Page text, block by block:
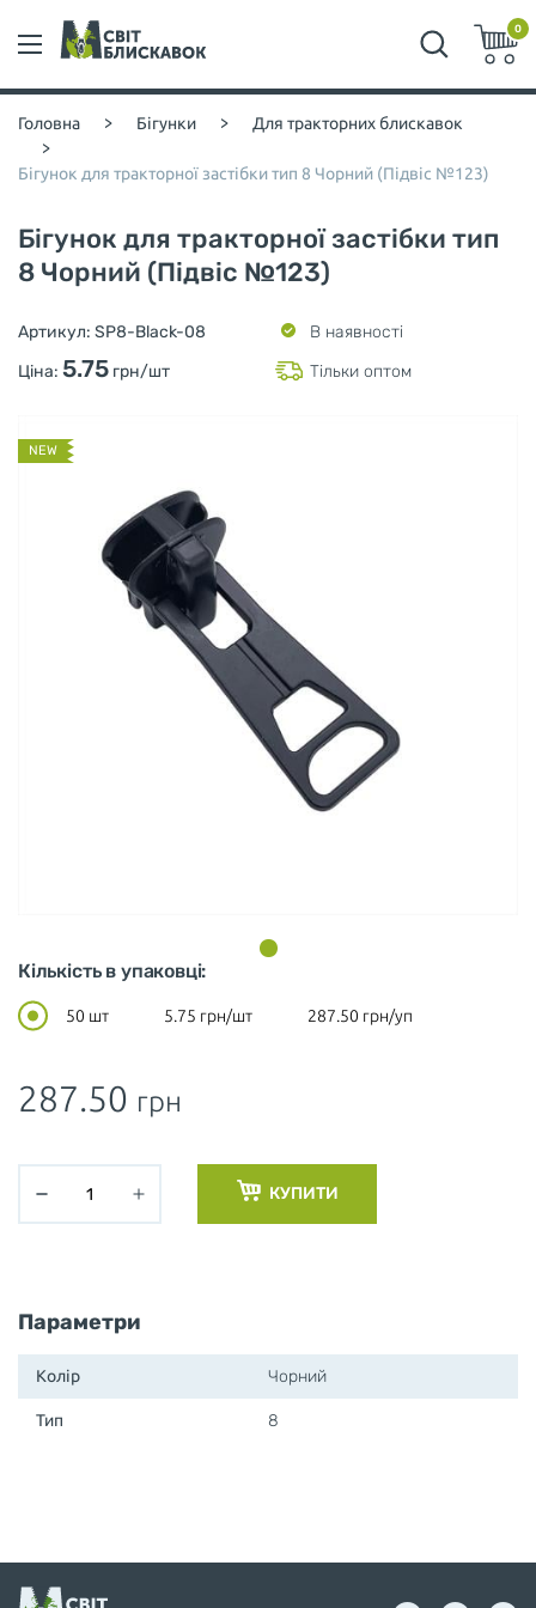
0
Головна > Бігунки > Для тракторних блискавок
>
Бігунок для тракторної застібки тип 8 Чорний (Підвіс №123)
Бігунок для тракторної застібки тип
8 Чорний (Підвіс №123)
Артикул: SP8-Black-08
В наявності
Ціна: 5.75 грн/шт Тільки оптом
NEW
Кількість в упаковці:
50 шт 5.75 грн/шт 287.50 грн/уп
287.50 грн
КУПИТИ
Параметри
Колір Чорний
Тип 8